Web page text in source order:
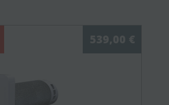
539,00 €